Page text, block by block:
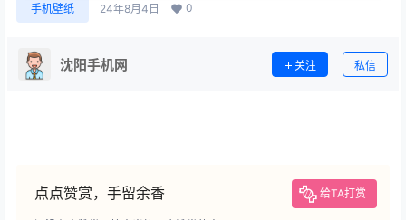
手机壁纸 24年8月4日 0
沈阳手机网 关注 私信
点点赞赏，手留余香 给TA打赏